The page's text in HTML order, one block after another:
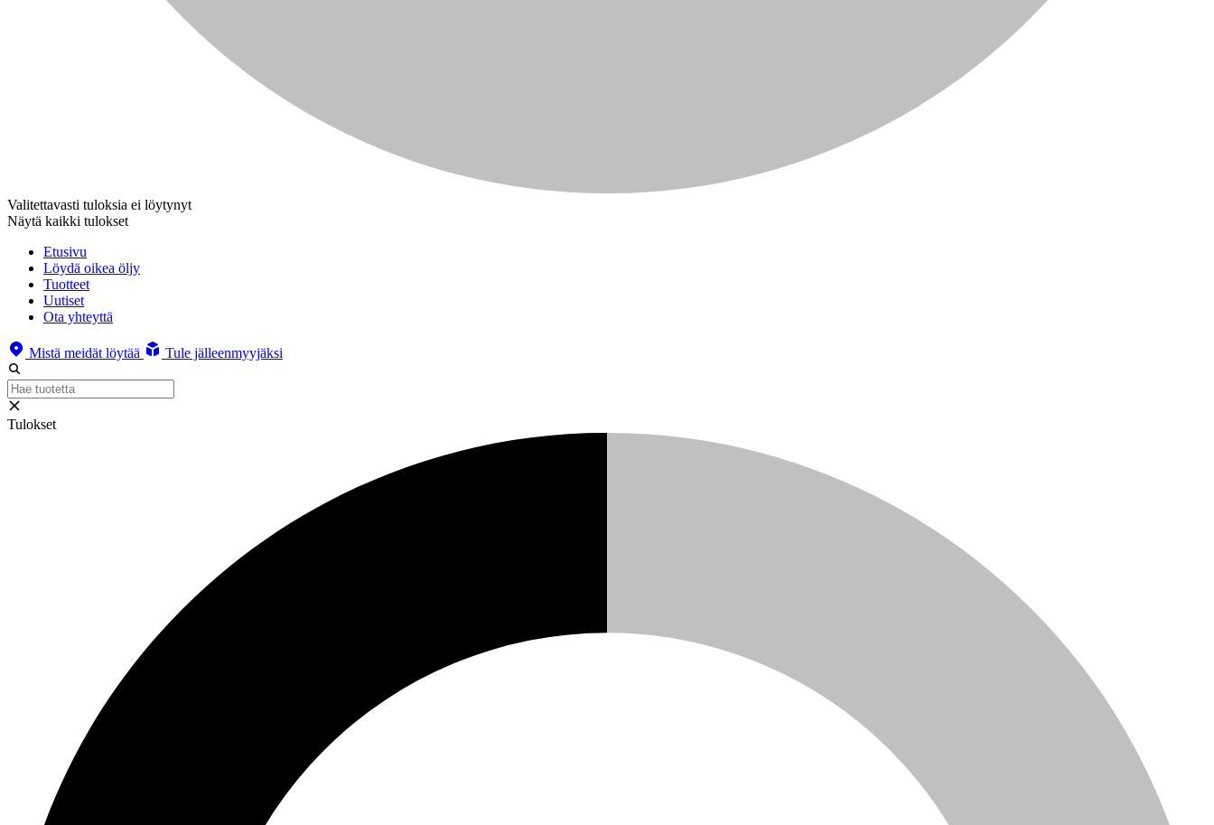
Valitettavasti tuloksia ei löytynyt
Näytä kaikki tulokset
Etusivu
Löydä oikea öljy
Tuotteet
Uutiset
Ota yhteyttä
Mistä meidät löytää Tule jälleenmyyjäksi
Tulokset